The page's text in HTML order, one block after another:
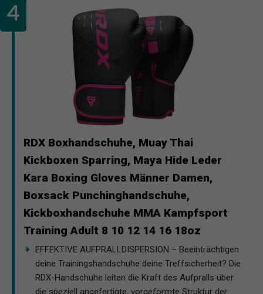
RDX Boxhandschuhe, Muay Thai
Kickboxen Sparring, Maya Hide Leder
Kara Boxing Gloves Männer Damen,
Boxsack Punchinghandschuhe,
Kickboxhandschuhe MMA Kampfsport
Training Adult 8 10 12 14 16 18oz
EFFEKTIVE AUFPRALLDISPERSION – Beeinträchtigen
deine Trainingshandschuhe deine Treffsicherheit? Die
RDX-Handschuhe leiten die Kraft des Aufpralls über
die speziell angefertigte, vorgeformte Struktur der